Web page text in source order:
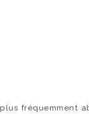
fréquemment